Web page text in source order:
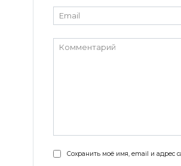
Email
*
Комментарий
Сохранить моё имя, email и адрес